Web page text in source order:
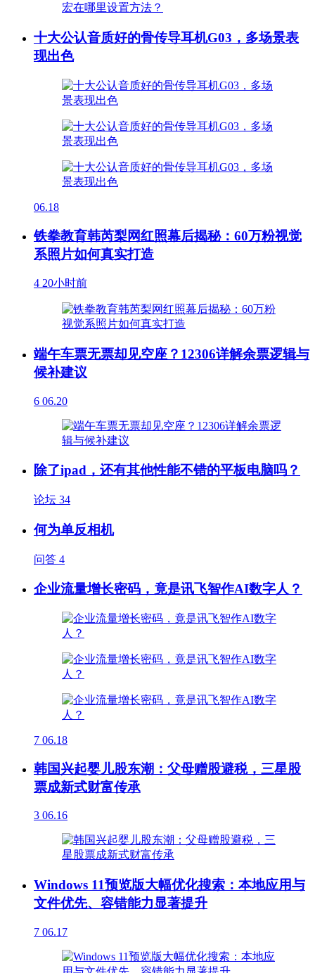
十大公认音质好的骨传导耳机G03，多场景表
现出色
06.18
铁拳教育韩芮梨网红照幕后揭秘：60万粉视觉
系照片如何真实打造
4 20小时前
端午车票无票却见空座？12306详解余票逻辑与
候补建议
6 06.20
除了ipad，还有其他性能不错的平板电脑吗？
论坛 34
何为单反相机
问答 4
企业流量增长密码，竟是讯飞智作AI数字人？
7 06.18
韩国兴起婴儿股东潮：父母赠股避税，三星股
票成新式财富传承
3 06.16
Windows 11预览版大幅优化搜索：本地应用与
文件优先、容错能力显著提升
7 06.17